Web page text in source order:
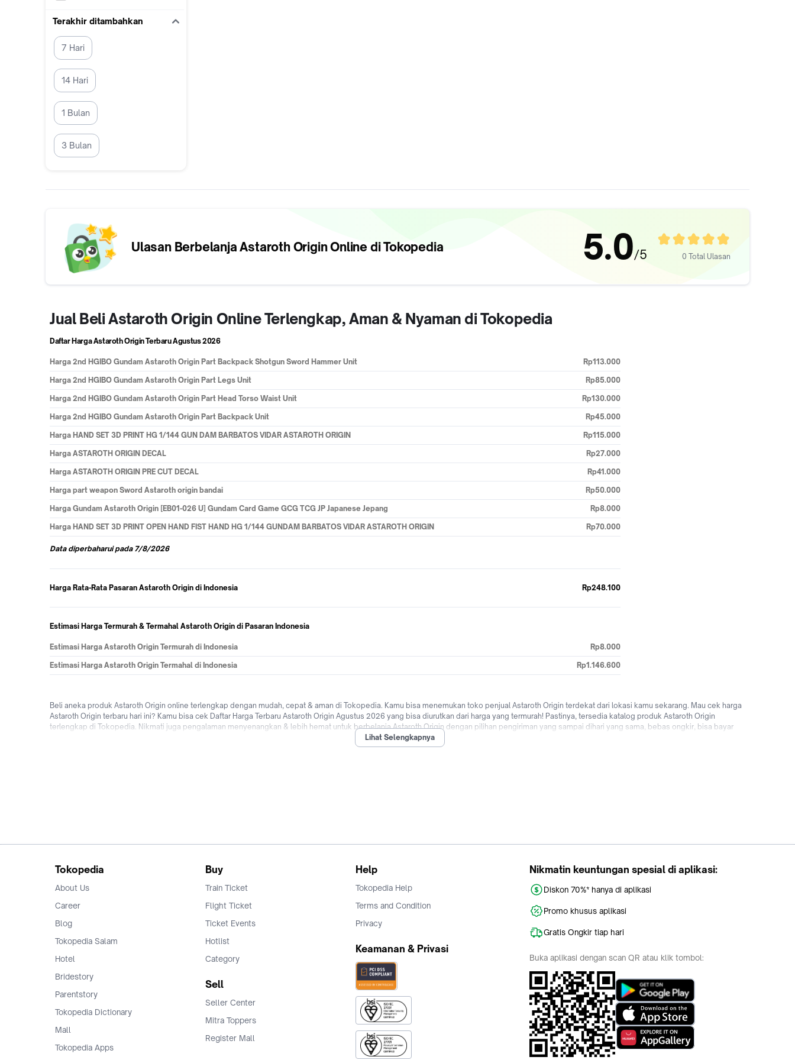
Terakhir ditambahkan
7 Hari
14 Hari
1 Bulan
3 Bulan
Ulasan BerbelanjaAstaroth OriginOnline di Tokopedia 5.0/5 0 Total Ulasan
Jual Beli Astaroth Origin Online Terlengkap, Aman & Nyaman di Tokopedia
Daftar Harga Astaroth Origin TerbaruAgustus 2026
Harga 2nd HGIBO Gundam Astaroth Origin Part Backpack Shotgun Sword Hammer Unit Rp113.000
Harga 2nd HGIBO Gundam Astaroth Origin Part Legs Unit Rp85.000
Harga 2nd HGIBO Gundam Astaroth Origin Part Head Torso Waist Unit Rp130.000
Harga 2nd HGIBO Gundam Astaroth Origin Part Backpack Unit Rp45.000
Harga HAND SET 3D PRINT HG 1/144 GUN DAM BARBATOS VIDAR ASTAROTH ORIGIN Rp115.000
Harga ASTAROTH ORIGIN DECAL Rp27.000
Harga ASTAROTH ORIGIN PRE CUT DECAL Rp41.000
Harga part weapon Sword Astaroth origin bandai Rp50.000
Harga Gundam Astaroth Origin [EB01-026 U] Gundam Card Game GCG TCG JP Japanese Jepang Rp8.000
Harga HAND SET 3D PRINT OPEN HAND FIST HAND HG 1/144 GUNDAM BARBATOS VIDAR ASTAROTH ORIGIN Rp70.000
Data diperbaharui pada 7/8/2026
Harga Rata-Rata Pasaran Astaroth Origin di Indonesia Rp248.100
Estimasi Harga Termurah & Termahal Astaroth Origin di Pasaran Indonesia
Estimasi Harga Astaroth Origin Termurah di Indonesia Rp8.000
Estimasi Harga Astaroth Origin Termahal di Indonesia Rp1.146.600
Beli aneka produk Astaroth Origin online terlengkap dengan mudah, cepat & aman di Tokopedia. Kamu bisa menemukan toko penjual Astaroth Origin terdekat dari lokasi kamu sekarang. Mau cek harga
Astaroth Origin terbaru hari ini? Kamu bisa cek Daftar Harga Terbaru Astaroth Origin Agustus 2026 yang bisa diurutkan dari harga yang termurah! Pastinya, tersedia katalog produk Astaroth Origin
terlengkap di Tokopedia. Nikmati juga pengalaman menyenangkan & lebih hemat untuk berbelanja Astaroth Origin dengan pilihan pengiriman yang sampai dihari yang sama, bebas ongkir, bisa bayar
ditempat (COD), fitur bisa cicilan 0% dari berbagai bank di Indonesia hingga promo Astaroth Origin untuk pengguna baru! Tunggu apalagi? Yuk jual & beli Astaroth Origin online dengan mudah & cepat
Lihat Selengkapnya
Tokopedia
About Us
Career
Blog
Tokopedia Salam
Hotel
Bridestory
Parentstory
Tokopedia Dictionary
Mall
Tokopedia Apps
Buy
Train Ticket
Flight Ticket
Ticket Events
Hotlist
Category
Sell
Seller Center
Mitra Toppers
Register Mall
Help
Tokopedia Help
Terms and Condition
Privacy
Keamanan & Privasi
Nikmatin keuntungan spesial di aplikasi:
Diskon 70%* hanya di aplikasi
Promo khusus aplikasi
Gratis Ongkir tiap hari
Buka aplikasi dengan scan QR atau klik tombol: